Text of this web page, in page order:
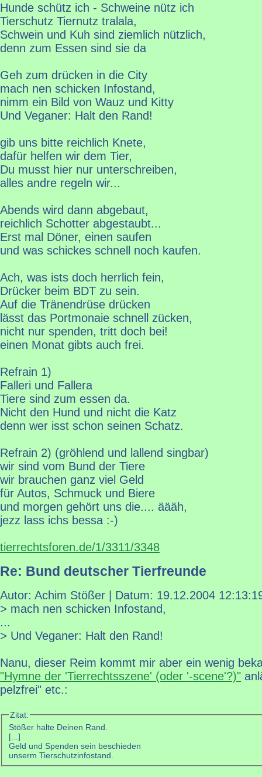
Hunde schütz ich - Schweine nütz ich
Tierschutz Tiernutz tralala,
Schwein und Kuh sind ziemlich nützlich,
denn zum Essen sind sie da
Geh zum drücken in die City
mach nen schicken Infostand,
nimm ein Bild von Wauz und Kitty
Und Veganer: Halt den Rand!
gib uns bitte reichlich Knete,
dafür helfen wir dem Tier,
Du musst hier nur unterschreiben,
alles andre regeln wir...
Abends wird dann abgebaut,
reichlich Schotter abgestaubt...
Erst mal Döner, einen saufen
und was schickes schnell noch kaufen.
Ach, was ists doch herrlich fein,
Drücker beim BDT zu sein.
Auf die Tränendrüse drücken
lässt das Portmonaie schnell zücken,
nicht nur spenden, tritt doch bei!
einen Monat gibts auch frei.
Refrain 1)
Falleri und Fallera
Tiere sind zum essen da.
Nicht den Hund und nicht die Katz
denn wer isst schon seinen Schatz.
Refrain 2) (gröhlend und lallend singbar)
wir sind vom Bund der Tiere
wir brauchen ganz viel Geld
für Autos, Schmuck und Biere
und morgen gehört uns die.... äääh,
jezz lass ichs bessa :-)
tierrechtsforen.de/1/3311/3348
Re: Bund deutscher Tierfreunde
Autor: Achim Stößer | Datum: 19.12.2004
> mach nen schicken Infostand,
...
> Und Veganer: Halt den Rand!
Nanu, dieser Reim kommt mir aber ein wenig
"Hymne der 'Tierrechtsszene' (oder '-scene'?)"
pelzfrei" etc.:
Zitat:
Stößer halte Deinen Rand.
[...]
Geld und Spenden sein beschieden
unserm Tierschutzinfostand.